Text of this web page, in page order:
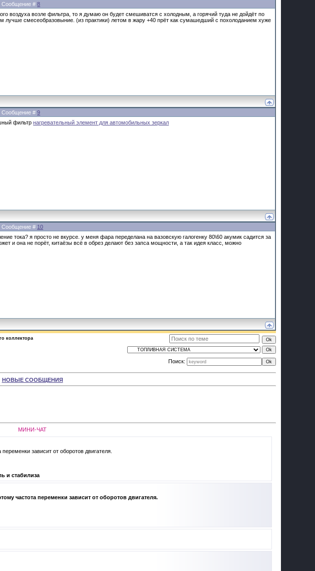
| Сообщение #8
воздуха возле фильтра, то я думаю он будет смешиватся с холодным, а горячий туда не дойдёт по
лучше смесеобразовыние. (из практики) летом в жару +40 прёт как сумашедший с похолоданием хуже
| Сообщение #9
фильтрнагревательный элемент для автомобильных зеркал
Сообщение # 10
тока? я просто не вкурсе. у меня фара переделана на вазовскую галогенку 80\60 акумик садится за
и она не порёт, китаёзы всё в обрез делают без запса мощности, а так идея класс, можно
коллектора
Поиск:
НОВЫЕ СООБЩЕНИЯ
МИНИ-ЧАТ